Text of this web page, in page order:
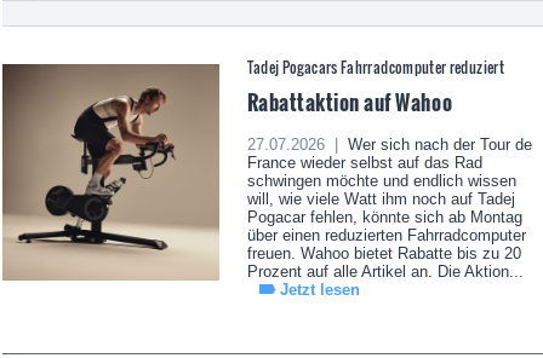
Tadej Pogacars Fahrradcomputer reduziert
Rabattaktion auf Wahoo
27.07.2026 |
Wer sich nach der Tour de
France wieder selbst auf das Rad
schwingen möchte und endlich wissen
will, wie viele Watt ihm noch auf Tadej
Pogacar fehlen, könnte sich ab Montag
über einen reduzierten Fahrradcomputer
freuen. Wahoo bietet Rabatte bis zu 20
Prozent auf alle Artikel an. Die Aktion...
Jetzt lesen